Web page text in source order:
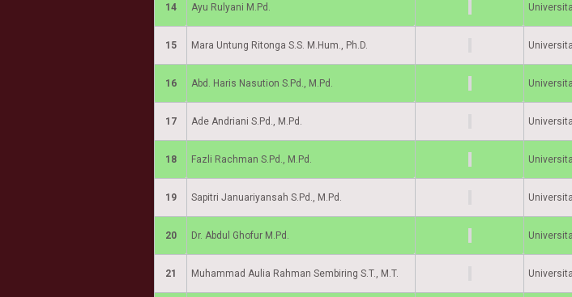
14 Ayu Rulyani M.Pd.
15 Mara Untung Ritonga S.S. M.Hum., Ph.D.
16 Abd. Haris Nasution S.Pd., M.Pd.
17 Ade Andriani S.Pd., M.Pd.
18 Fazli Rachman S.Pd., M.Pd.
19 Sapitri Januariyansah S.Pd., M.Pd.
20 Dr. Abdul Ghofur M.Pd.
21 Muhammad Aulia Rahman Sembiring S.T., M.T.